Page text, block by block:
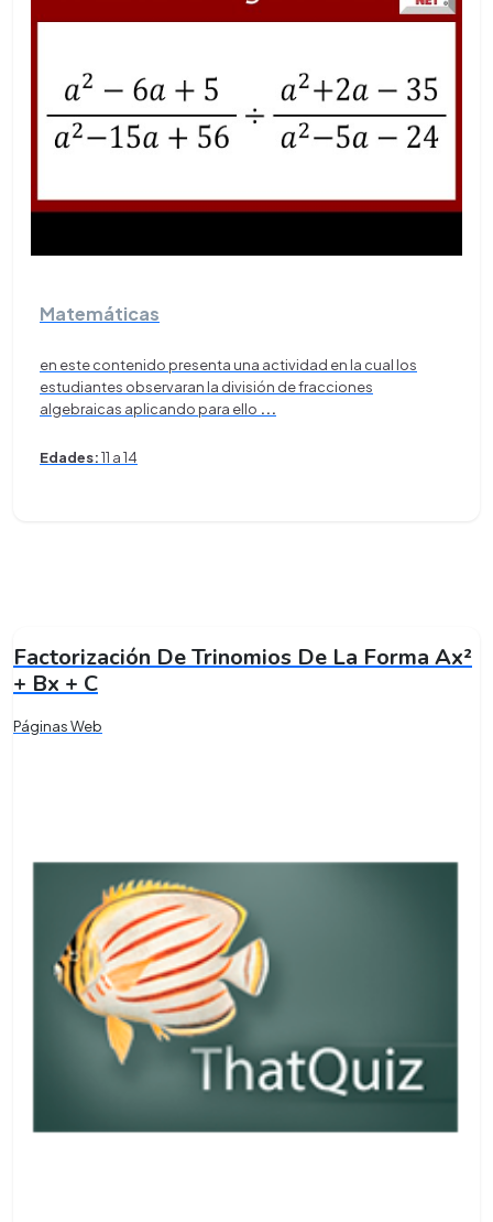
Matemáticas
en este contenido presenta una actividad en la cual los
estudiantes observaran la división de fracciones
algebraicas aplicando para ello ...
Edades:11 a 14
Factorización De Trinomios De La Forma Ax²
+ Bx + C
Páginas Web